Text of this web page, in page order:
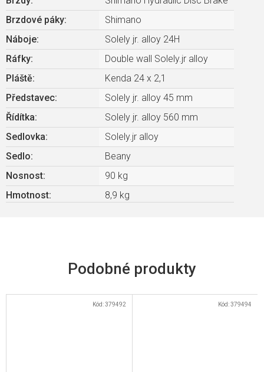
Brzdové páky:
Shimano
Náboje:
Solely jr. alloy 24H
Ráfky:
Double wall Solely.jr alloy
Pláště:
Kenda 24 x 2,1
Představec:
Solely jr. alloy 45 mm
Řídítka:
Solely jr. alloy 560 mm
Sedlovka:
Solely.jr alloy
Sedlo:
Beany
Nosnost:
90 kg
Hmotnost: 8,9 kg
Kód:379492 Kód:379494